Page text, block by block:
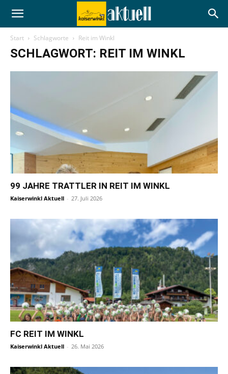
Start Schlagworte Reit im Winkl
SCHLAGWORT: REIT IM WINKL
99 JAHRE TRATTLER IN REIT IM WINKL
Kaiserwinkl Aktuell - 27. Juli 2026
FC REIT IM WINKL
Kaiserwinkl Aktuell - 26. Mai 2026